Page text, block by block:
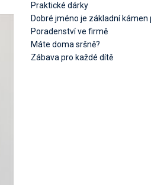
Praktické dárky
Dobré jméno je základní kámen
Poradenství ve firmě
Máte doma sršně?
Zábava pro každé dítě